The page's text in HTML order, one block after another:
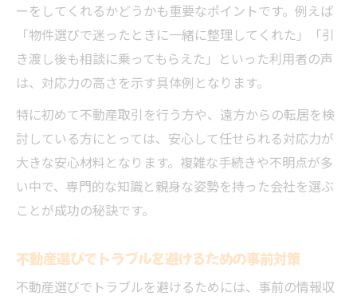
ーをしてくれるかどうかも重要なポイントです。例えば
「物件選びで迷ったときに一緒に整理してくれた」「引
き渡し後も相談に乗ってもらえた」といった利用者の声
は、対応力の高さを示す具体例となります。
特に初めて不動産取引を行う方や、遠方からの転居を検
討している方にとっては、安心して任せられる対応力が
大きな安心材料となります。複雑な手続きや不明点が多
い中で、専門的な知識と親身な姿勢を持った会社を選ぶ
ことが成功の秘訣です。
不動産選びでトラブルを避けるための事前対策
不動産選びでトラブルを避けるためには、事前の情報収